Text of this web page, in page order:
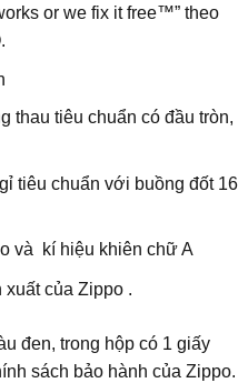
or we fix it free™” theo
thau tiêu chuẩn có đầu tròn,
tiêu chuẩn với buồng đốt 16
và kí hiệu khiên chữ A
của Zippo .
đen, trong hộp có 1 giấy
sách bảo hành của Zippo.